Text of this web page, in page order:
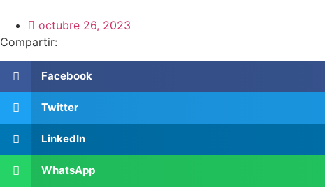
octubre 26, 2023
Compartir:
Facebook
Twitter
LinkedIn
WhatsApp